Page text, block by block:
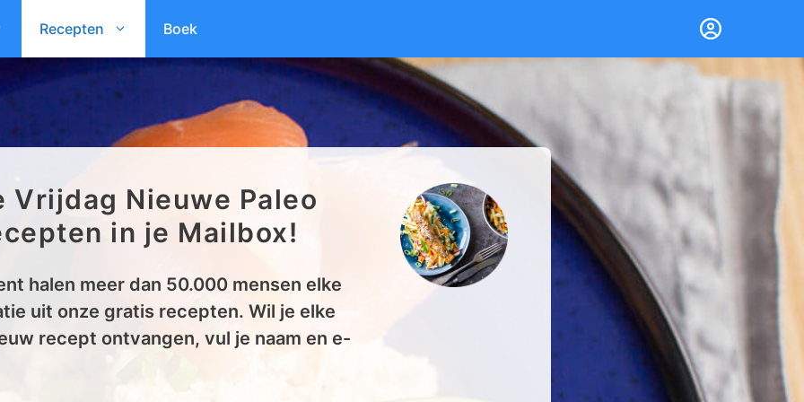
Recepten Boek
Vrijdag Nieuwe Paleo
in je Mailbox!
halen meer dan 50.000 mensen elke
uit onze gratis recepten. Wil je elke
recept ontvangen, vul je naam en e-